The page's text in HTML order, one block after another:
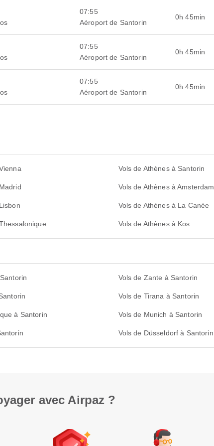
07:55
Aéroport de Santorin
0h 45min
07:55
Aéroport de Santorin
0h 45min
07:55
Aéroport de Santorin
0h 45min
Vols de Athènes à Santorin
Vols de Athènes à Amsterdam
Vols de Athènes à La Canée
Vols de Athènes à Kos
Vols de Zante à Santorin
Vols de Tirana à Santorin
à Santorin Vols de Munich à Santorin
Vols de Düsseldorf à Santorin
avec Airpaz ?